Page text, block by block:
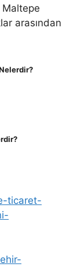
Maltepe
arasından
ticaret-